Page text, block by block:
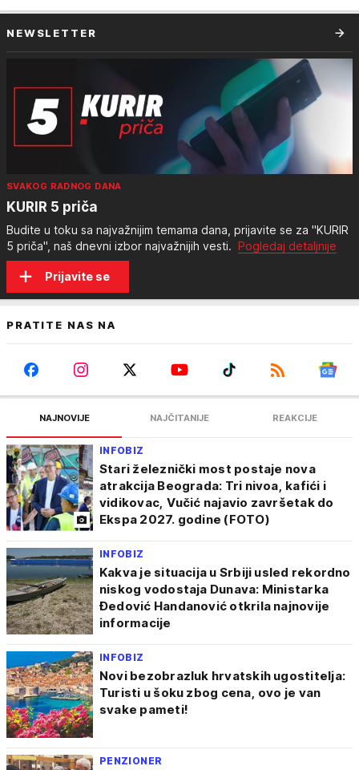
NEWSLETTER
SVAKOG RADNOG DANA
KURIR 5 priča
Budite u toku sa najvažnijim temama dana, prijavite se za "KURIR
5 priča", naš dnevni izbor najvažnijih vesti. Pogledaj detaljnije
Prijavite se
PRATITE NAS NA
NAJNOVIJE NAJČITANIJE REAKCIJE
INFOBIZ
Stari železnički most postaje nova
atrakcija Beograda: Tri nivoa, kafići i
vidikovac, Vučić najavio završetak do
Ekspa 2027. godine (FOTO)
INFOBIZ
Kakva je situacija u Srbiji usled rekordno
niskog vodostaja Dunava: Ministarka
Đedović Handanović otkrila najnovije
informacije
INFOBIZ
Novi bezobrazluk hrvatskih ugostitelja:
Turisti u šoku zbog cena, ovo je van
svake pameti!
PENZIONER